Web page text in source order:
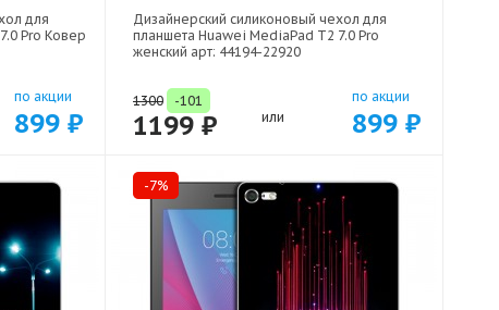
для
Pro Ковер
по акции
899 ₽
Дизайнерский силиконовый чехол для
планшета Huawei MediaPad T2 7.0 Pro
женский арт: 44194-22920
1300 -101
1199 ₽ или
по акции
899 ₽
-7%